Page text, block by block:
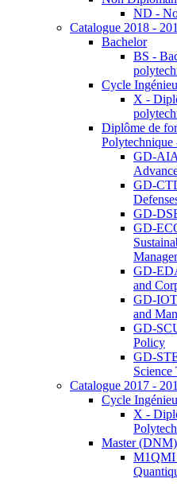
ND -
Catalogue 2018 -
Bachelor
BS -
Cycle
X -
Diplôme de
GD-
GD-
GD-
GD-
GD-
and
GD-
and
GD-
Policy
GD-
Catalogue 2017 -
Cycle
X -
Master (DNM)
M1QMI